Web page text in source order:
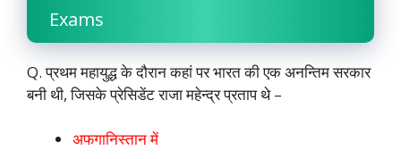
Exams
Q. प्रथम महायुद्ध के दौरान कहां पर भारत की एक अनन्तिम सरकार
बनी थी, जिसके प्रेसिडेंट राजा महेन्द्र प्रताप थे –
अफगानिस्तान में